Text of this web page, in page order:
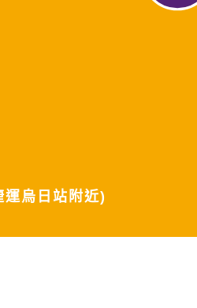
烏日站附近)